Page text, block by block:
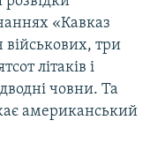
«Кавказ
військових, три
літаків і
човни. Та
американський